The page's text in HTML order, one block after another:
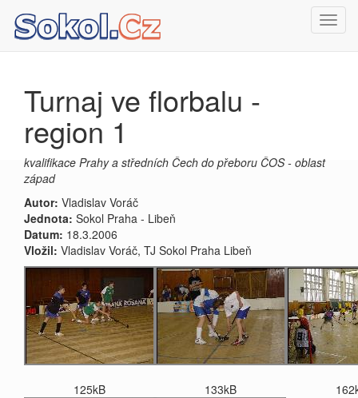
Turnaj ve florbalu -
region 1
kvalifikace Prahy a středních Čech do přeboru ČOS - oblast
západ
Autor: Vladislav Voráč
Jednota: Sokol Praha - Libeň
Datum: 18.3.2006
Vložil: Vladislav Voráč, TJ Sokol Praha Libeň
125kB 133kB